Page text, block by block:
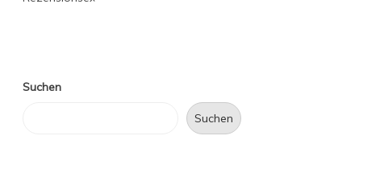
Suchen
Suchen